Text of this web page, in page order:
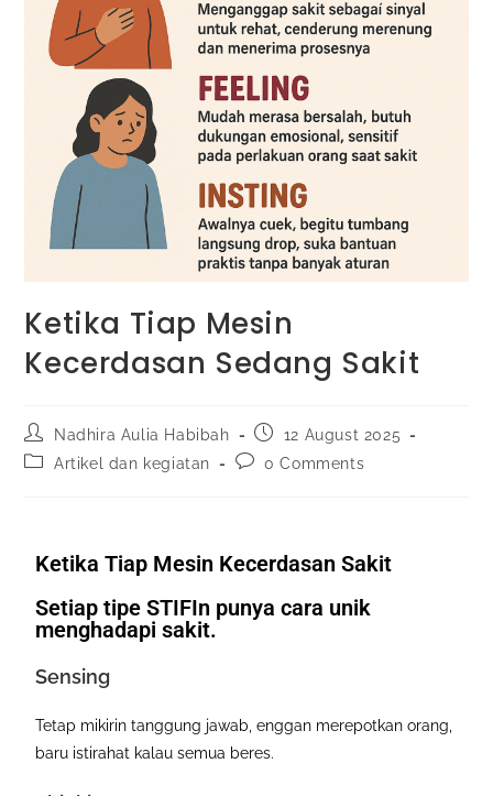
Ketika Tiap Mesin
Kecerdasan Sedang Sakit
Nadhira Aulia Habibah
12 August 2025
Artikel dan kegiatan
0 Comments
Ketika Tiap Mesin Kecerdasan Sakit
Setiap tipe STIFIn punya cara unik
menghadapi sakit.
Sensing
Tetap mikirin tanggung jawab, enggan merepotkan orang,
baru istirahat kalau semua beres.